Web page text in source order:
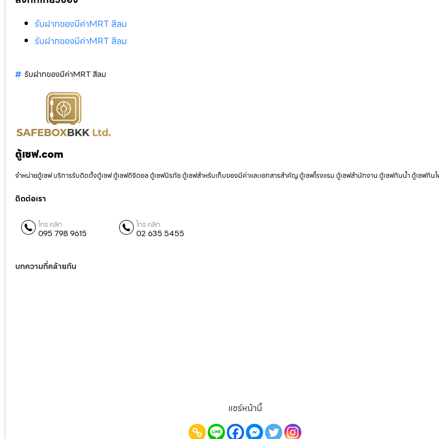
รับฝากของมีค่าMRT สีลม
รับฝากของมีค่าMRT สีลม
รับฝากของมีค่าMRT สีลม
ตู้เซฟ.com
จำหน่ายตู้เซฟ บริการรับติดตั้งตู้เซฟ ตู้เซฟดิจิตอล ตู้เซฟนิรภัย ตู้เซฟสำหรับเก็บของมีค่าและเอกสารสำคัญ ตู้เซฟโรงแรม ตู้เซฟสำนักงาน ตู้เซฟกันน้ำ ตู้เซฟกัน
ติดต่อเรา
โทร คลิก
095 798 9615
โทร คลิก
02 635 5455
บทความที่คล้ายกัน
แชร์หน้านี้